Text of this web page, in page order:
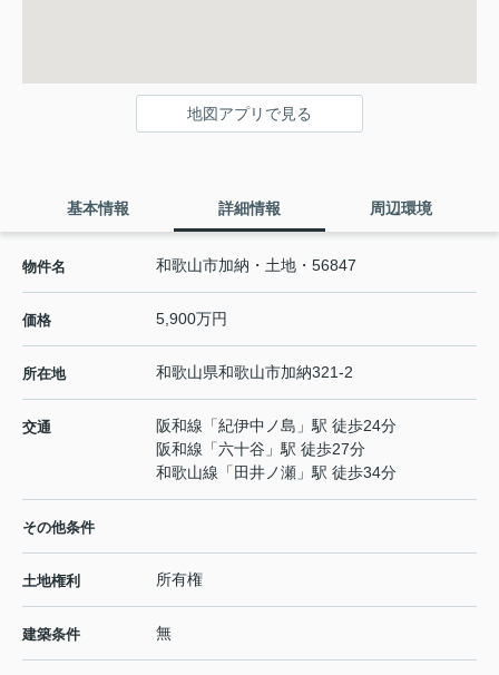
地図アプリで見る
基本情報 詳細情報 周辺環境
物件名 和歌山市加納・土地・56847
価格 5,900万円
所在地 和歌山県和歌山市加納321-2
交通 阪和線 「紀伊中ノ島 」駅 徒歩24分
阪和線 「六十谷 」駅 徒歩27分
和歌山線 「 田井ノ瀬 」駅 徒歩34分
その他条件
土地権利 所有権
建築条件 無